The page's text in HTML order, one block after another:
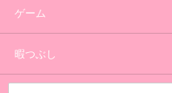
ゲーム
暇つぶし